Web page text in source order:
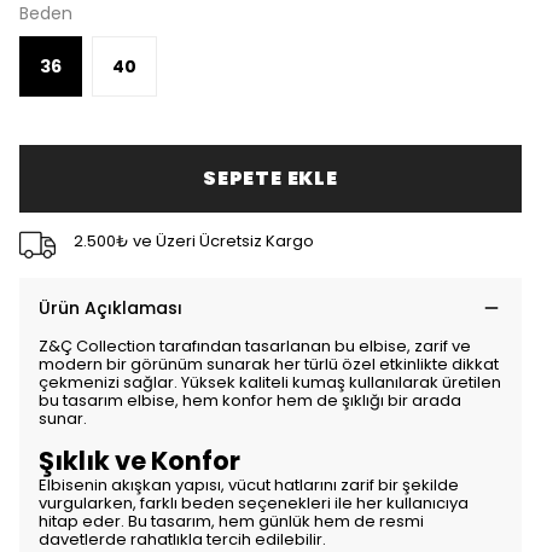
Beden
36 40
SEPETE EKLE
2.500₺ ve Üzeri Ücretsiz Kargo
Ürün Açıklaması
Z&Ç Collection tarafından tasarlanan bu elbise, zarif ve
modern bir görünüm sunarak her türlü özel etkinlikte dikkat
çekmenizi sağlar. Yüksek kaliteli kumaş kullanılarak üretilen
bu tasarım elbise, hem konfor hem de şıklığı bir arada
sunar.
Şıklık ve Konfor
Elbisenin akışkan yapısı, vücut hatlarını zarif bir şekilde
vurgularken, farklı beden seçenekleri ile her kullanıcıya
hitap eder. Bu tasarım, hem günlük hem de resmi
davetlerde rahatlıkla tercih edilebilir.